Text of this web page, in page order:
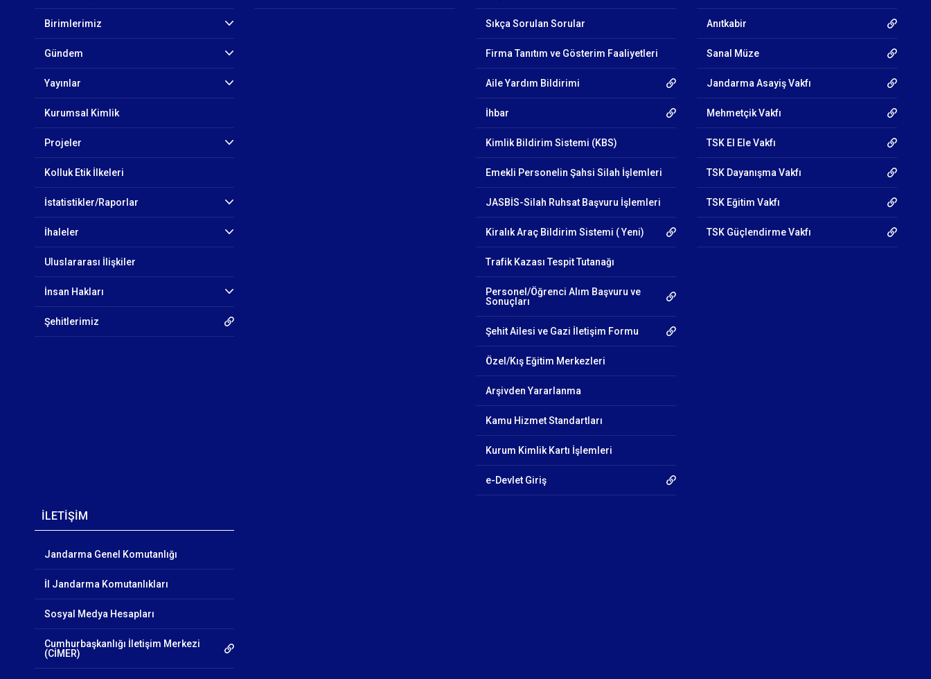
Birimlerimiz
Gündem
Yayınlar
Kurumsal Kimlik
Projeler
Kolluk Etik İlkeleri
İstatistikler/Raporlar
İhaleler
Uluslararası İlişkiler
İnsan Hakları
Şehitlerimiz
Sıkça Sorulan Sorular
Firma Tanıtım ve Gösterim Faaliyetleri
Aile Yardım Bildirimi
İhbar
Kimlik Bildirim Sistemi (KBS)
Emekli Personelin Şahsi Silah İşlemleri
JASBİS-Silah Ruhsat Başvuru İşlemleri
Kiralık Araç Bildirim Sistemi ( Yeni)
Trafik Kazası Tespit Tutanağı
Personel/Öğrenci Alım Başvuru ve
Sonuçları
Şehit Ailesi ve Gazi İletişim Formu
Özel/Kış Eğitim Merkezleri
Arşivden Yararlanma
Kamu Hizmet Standartları
Kurum Kimlik Kartı İşlemleri
e-Devlet Giriş
Anıtkabir
Sanal Müze
Jandarma Asayiş Vakfı
Mehmetçik Vakfı
TSK El Ele Vakfı
TSK Dayanışma Vakfı
TSK Eğitim Vakfı
TSK Güçlendirme Vakfı
İLETİŞİM
Jandarma Genel Komutanlığı
İl Jandarma Komutanlıkları
Sosyal Medya Hesapları
Cumhurbaşkanlığı İletişim Merkezi
(CİMER)